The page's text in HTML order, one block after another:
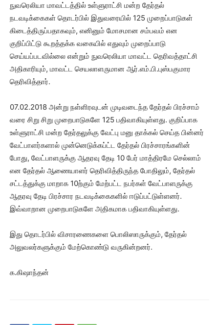
நுவரெலியா மாவட்டத்தில் உள்ளுராட்சி மன்ற தேர்தல்
நடவடிக்கைகள் தொடர்பில் இதுவரையில் 125 முறைப்பாடுகள்
கிடைத்திருப்பதாகவும், எனினும் மோசமான சம்பவம் என
குறிப்பிட்டு கூறத்தக்க வகையில் எதுவும் முறைப்பாடு
செய்யப்படவில்லை என்றும் நுவரெலியா மாவட்ட தெரிவத்தாட்சி
அதிகாரியும், மாவட்ட செயலாளருமான ஆர்.எம்.பி.புஸ்பகுமார
தெரிவித்தார்.
07.02.2018 அன்று நள்ளிரவுடன் முடிவடைந்த தேர்தல் பிரச்சாம்
வரை சிறு சிறு முறைபாடுகளே 125 பதிவாகியுள்ளது. குறிப்பாக
உள்ளுராட்சி மன்ற தேர்தலுக்கு வேட்பு மனு தாக்கல் செய்த பின்னர்
வேட்பாளர்களால் முன்னெடுக்கப்ட்ட தேர்தல் பிரச்சாரங்களின்
போது, வேட்பாளருக்கு ஆதரவு தேடி 10 பேர் மாத்திரமே செல்லாம்
என தேர்தல் ஆணையாளர் தெரிவித்திருந்த போதிலும், தேர்தல்
சட்டத்துக்கு மாறாக 10ற்கும் மேற்பட்ட நபர்கள் வேட்பாளருக்கு
ஆதரவு தேடி பிரச்சார நடவடிக்கைகளில் ஈடுப்பட்டுள்ளனர்.
இவ்வாறான முறைபாடுகளே அதிகமாக பதிவாகியுள்ளது.
இது தொடர்பில் விசாரணைகளை பொலிஸாருக்கும், தேர்தல்
அலுவலர்களுக்கும் மேற்கொண்டு வருகின்றனர்.
க.கிஷாந்தன்